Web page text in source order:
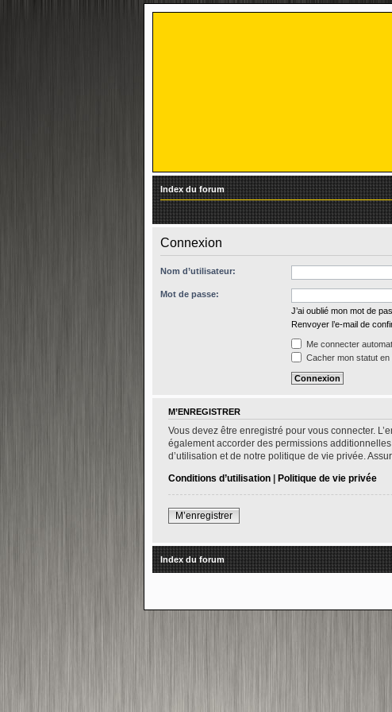
Index du forum
Connexion
Nom d’utilisateur:
Mot de passe:
J’ai oublié mon mot de
Renvoyer l’e-mail de
Me connecter
Cacher mon statut
M’ENREGISTRER
Vous devez être enregistré pour vous connecter.
également accorder des permissions
d’utilisation et de notre politique de vie privée.
Conditions d’utilisation | Politique de vie privée
M’enregistrer
Index du forum